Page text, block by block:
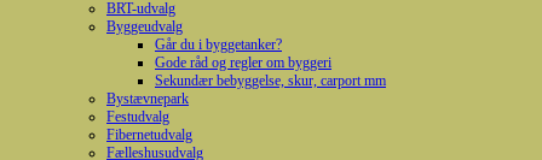
BRT-udvalg
Byggeudvalg
Går du i byggetanker?
Gode råd og regler om byggeri
Sekundær bebyggelse, skur, carport mm
Bystævnepark
Festudvalg
Fibernetudvalg
Fælleshusudvalg